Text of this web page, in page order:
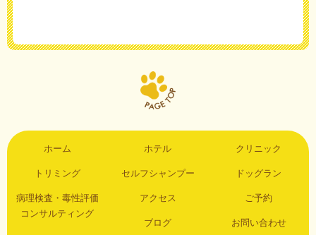
ホーム ホテル クリニック
トリミング セルフシャンプー ドッグラン
病理検査・毒性評価
コンサルティング
アクセス ご予約
ブログ お問い合わせ